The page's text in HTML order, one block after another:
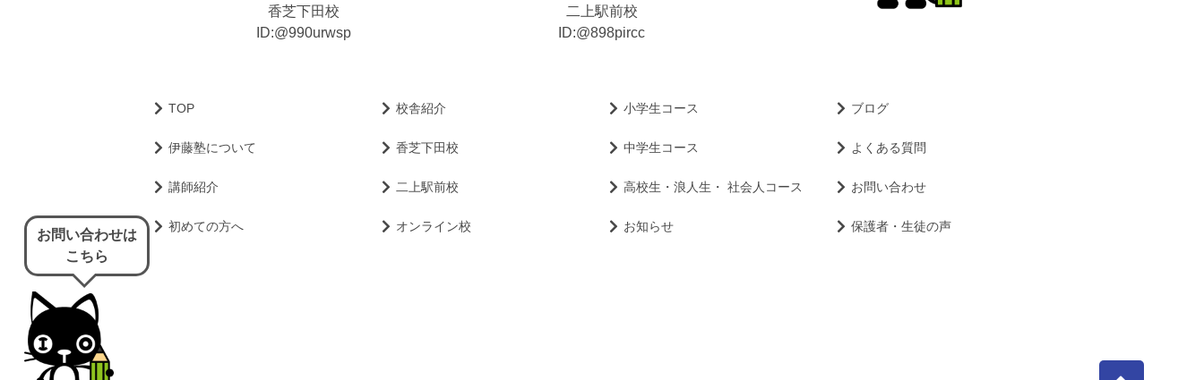
香芝下田校
ID:@990urwsp
二上駅前校
ID:@898pircc
TOP
伊藤塾について
講師紹介
初めての方へ
校舎紹介
香芝下田校
二上駅前校
オンライン校
小学生コース
中学生コース
高校生・浪人生・ 社会人コース
お知らせ
ブログ
よくある質問
お問い合わせ
保護者・生徒の声
お問い合わせは
こちら